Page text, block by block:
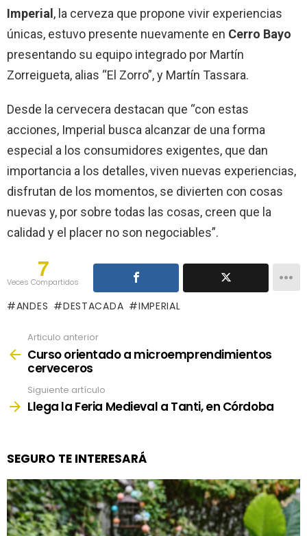
Imperial , la cerveza que propone vivir experiencias
únicas, estuvo presente nuevamente en Cerro Bayo
presentando su equipo integrado por Martín
Zorreigueta, alias “El Zorro”, y Martín Tassara.
Desde la cervecera destacan que “con estas
acciones, Imperial busca alcanzar de una forma
especial a los consumidores exigentes, que dan
importancia a los detalles, viven nuevas experiencias,
disfrutan de los momentos, se divierten con cosas
nuevas y, por sobre todas las cosas, creen que la
calidad y el placer no son negociables”.
7
Veces Compartidos
ANDES DESTACADA IMPERIAL
more
Articulo anterior
Curso orientado a microemprendimientos
cerveceros
Siguiente artículo
Llega la Feria Medieval a Tanti, en Córdoba
SEGURO TE INTERESARÁ